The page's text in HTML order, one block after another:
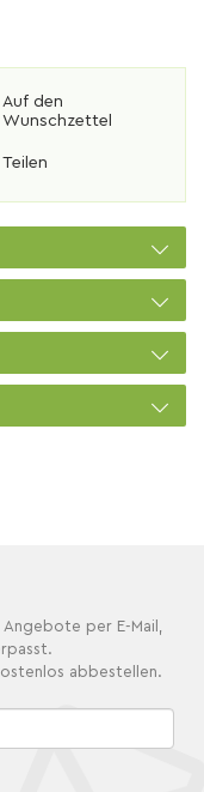
Auf den
Wunschzettel
Teilen
per E-Mail,
abbestellen.